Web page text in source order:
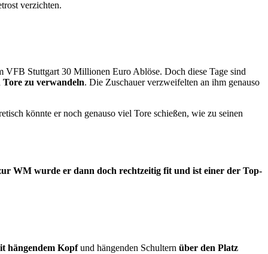
verzichten.
VFB Stuttgart 30 Millionen Euro Ablöse. Doch diese Tage sind
Tore zu verwandeln. Die Zuschauer verzweifelten an ihm genauso
könnte er noch genauso viel Tore schießen, wie zu seinen
WM wurde er dann doch rechtzeitig fit und ist einer der Top-
hängendem Kopfund hängenden Schultern über den Platz